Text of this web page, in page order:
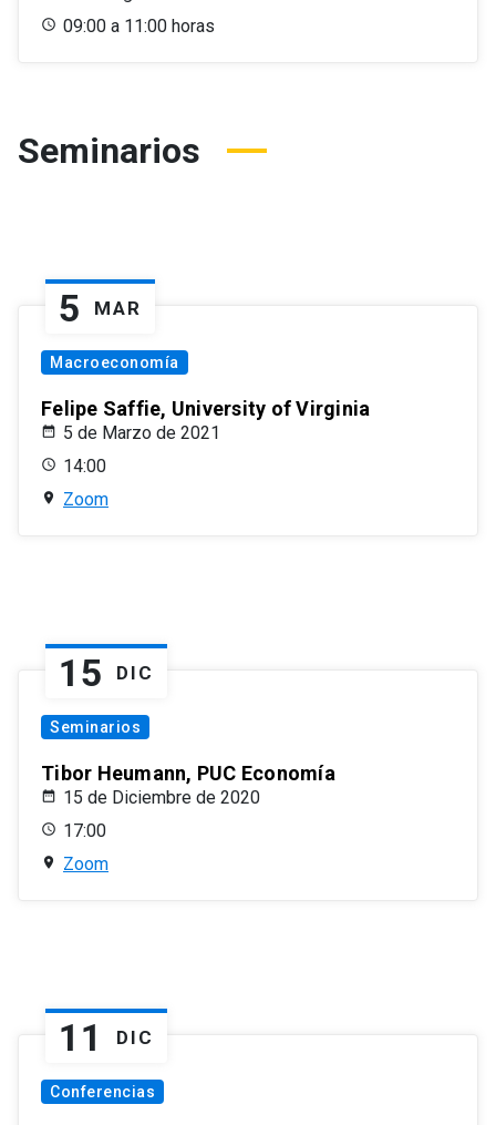
09:00 a 11:00 horas
Seminarios
5 MAR
Macroeconomía
Felipe Saffie, University of Virginia
5 de Marzo de 2021
14:00
Zoom
15 DIC
Seminarios
Tibor Heumann, PUC Economía
15 de Diciembre de 2020
17:00
Zoom
11 DIC
Conferencias